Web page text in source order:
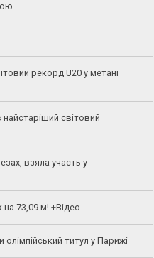
рекорд U20 у метані
світовий
взяла участь у
73,09 м! +Відео
титул у Парижі